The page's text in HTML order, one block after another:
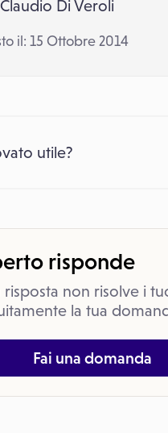
Di Veroli
il: 15 Ottobre 2014
utile?
risponde
risposta non risolve i
la tua
Fai una domanda